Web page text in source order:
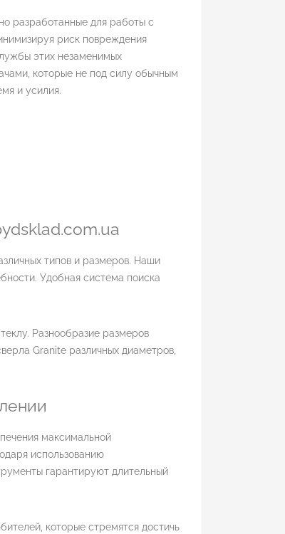
разработанные для работы с
риск повреждения
этих незаменимых
которые не под силу обычным
и усилия.
типов и размеров. Наши
Удобная система поиска
Разнообразие размеров
Granite различных диаметров,
максимальной
использованию
гарантируют длительный
которые стремятся достичь